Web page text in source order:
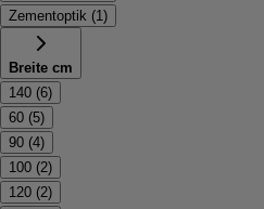
Zementoptik (1 )
Breite cm
140 (6)
60 (5)
90 (4)
100 (2)
120 (2)